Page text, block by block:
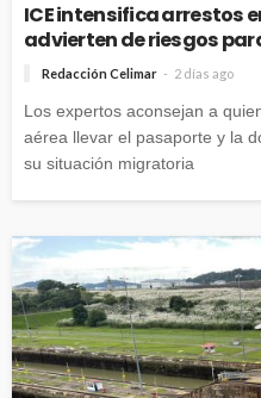
ICE intensifica arrestos
advierten de riesgos
Redacción Celimar 2 días ago
Los expertos aconsejan a
aérea llevar el pasaporte y la
su situación migratoria